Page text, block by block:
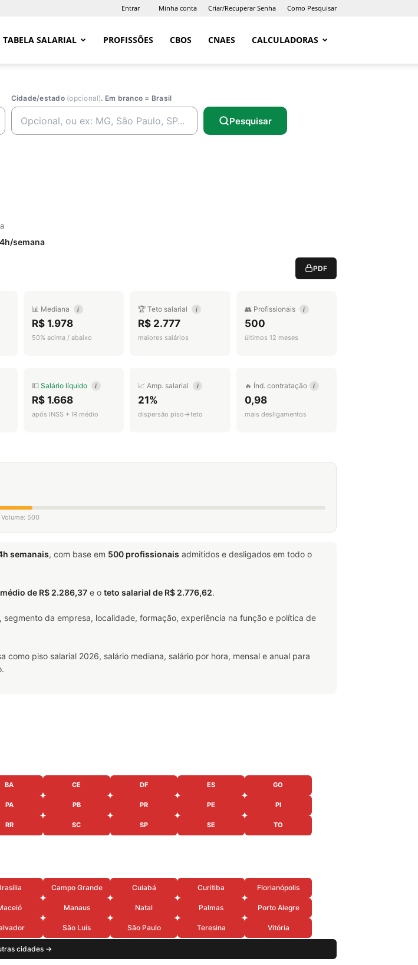
Entrar Minha conta Criar/Recuperar Senha Como Pesquisar
TABELA SALARIAL PROFISSÕES CBOS CNAES CALCULADORAS
Cidade/estado (opcional). Em branco = Brasil
Pesquisar
semana
PDF
📊 Mediana i
R$ 1.978
50% acima / abaixo
🏆 Teto salarial i
R$ 2.777
maiores salários
👥 Profissionais i
500
últimos 12 meses
💵 Salário líquido i
R$ 1.668
após INSS + IR médio
📈 Amp. salarial i
21%
dispersão piso→teto
🔥 Índ. contratação i
0,98
mais desligamentos
500
semanais, com base em 500 profissionais admitidos e desligados em todo o
de R$ 2.286,37 e o teto salarial de R$ 2.776,62.
da empresa, localidade, formação, experiência na função e política de
como piso salarial 2026, salário mediana, salário por hora, mensal e anual para
BA CE DF ES GO
PA PB PR PE PI
RR SC SP SE TO
Campo Grande Cuiabá Curitiba Florianópolis
Manaus Natal Palmas Porto Alegre
São Luís São Paulo Teresina Vitória
cidades →